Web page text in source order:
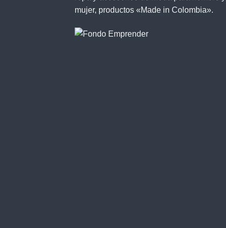
mujer, productos «Made in Colombia».